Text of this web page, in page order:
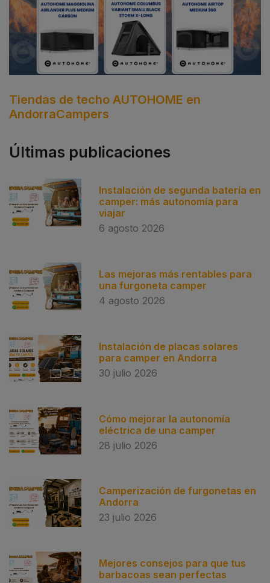
Tiendas de techo AUTOHOME en
AndorraCampers
Últimas publicaciones
Instalación de segunda batería en
camper: más autonomía para
viajar
6 agosto 2026
Las mejoras más rentables para
una furgoneta camper
4 agosto 2026
Instalación de placas solares
para camper en Andorra
30 julio 2026
Cómo mejorar la autonomía
eléctrica de una camper
28 julio 2026
Camperización de furgonetas en
Andorra
23 julio 2026
Mejores consejos para que tus
barbacoas sean perfectas